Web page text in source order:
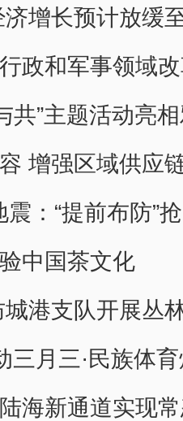
增长预计放缓
政和军事领域
共”主题活动亮
增强区域供应
：“提前布防”
中国茶文化
港支队开展丛
三月三·民族体
海新通道实现